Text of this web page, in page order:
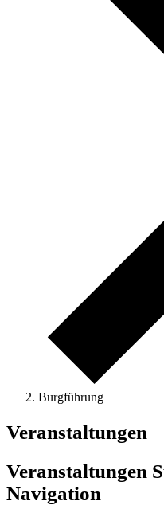
Burgführung
Veranstaltungen
Veranstaltungen
Navigation